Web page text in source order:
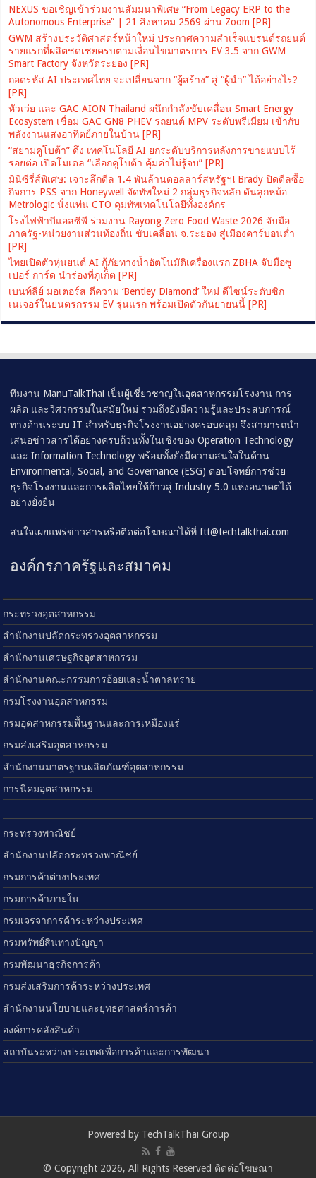
NEXUS ขอเชิญเข้าร่วมงานสัมมนาพิเศษ “From Legacy ERP to the
Autonomous Enterprise” | 21 สิงหาคม 2569 ผ่าน Zoom [PR]
GWM สร้างประวัติศาสตร์หน้าใหม่ ประกาศความสำเร็จแบรนด์รถยนต์
รายแรกที่ผลิตชดเชยครบตามเงื่อนไขมาตรการ EV 3.5 จาก GWM
Smart Factory จังหวัดระยอง [PR]
ถอดรหัส AI ประเทศไทย จะเปลี่ยนจาก “ผู้สร้าง” สู่ “ผู้นำ” ได้อย่างไร?
[PR]
หัวเว่ย และ GAC AION Thailand ผนึกกำลังขับเคลื่อน Smart Energy
Ecosystem เชื่อม GAC GN8 PHEV รถยนต์ MPV ระดับพรีเมียม เข้ากับ
พลังงานแสงอาทิตย์ภายในบ้าน [PR]
“สยามคูโบต้า” ดึง เทคโนโลยี AI ยกระดับบริการหลังการขายแบบไร้
รอยต่อ เปิดโมเดล “เลือกคูโบต้า คุ้มค่าไม่รู้จบ” [PR]
มินิซีรี่ส์พิเศษ: เจาะลึกดีล 1.4 พันล้านดอลลาร์สหรัฐฯ! Brady ปิดดีลซื้อ
กิจการ PSS จาก Honeywell จัดทัพใหม่ 2 กลุ่มธุรกิจหลัก ดันลูกหม้อ
Metrologic นั่งแท่น CTO คุมทัพเทคโนโลยีทั้งองค์กร
โรงไฟฟ้าบีแอลซีพี ร่วมงาน Rayong Zero Food Waste 2026 จับมือ
ภาครัฐ-หน่วยงานส่วนท้องถิ่น ขับเคลื่อน จ.ระยอง สู่เมืองคาร์บอนต่ำ
[PR]
ไทยเปิดตัวหุ่นยนต์ AI กู้ภัยทางน้ำอัตโนมัติเครื่องแรก ZBHA จับมือซู
เปอร์ การ์ด นำร่องที่ภูเก็ต [PR]
เบนท์ลีย์ มอเตอร์ส ตีความ ‘Bentley Diamond’ ใหม่ ดีไซน์ระดับซิก
เนเจอร์ในยนตรกรรม EV รุ่นแรก พร้อมเปิดตัวกันยายนนี้ [PR]
ทีมงาน ManuTalkThai เป็นผู้เชี่ยวชาญในอุตสาหกรรมโรงงาน การ
ผลิต และวิศวกรรมในสมัยใหม่ รวมถึงยังมีความรู้และประสบการณ์
ทางด้านระบบ IT สำหรับธุรกิจโรงงานอย่างครอบคลุม จึงสามารถนำ
เสนอข่าวสารได้อย่างครบถ้วนทั้งในเชิงของ Operation Technology
และ Information Technology พร้อมทั้งยังมีความสนใจในด้าน
Environmental, Social, and Governance (ESG) ตอบโจทย์การช่วย
ธุรกิจโรงงานและการผลิตไทยให้ก้าวสู่ Industry 5.0 แห่งอนาคตได้
อย่างยั่งยืน
สนใจเผยแพร่ข่าวสารหรือติดต่อโฆษณาได้ที่ftt@techtalkthai.com
องค์กรภาครัฐและสมาคม
กระทรวงอุตสาหกรรม
สำนักงานปลัดกระทรวงอุตสาหกรรม
สำนักงานเศรษฐกิจอุตสาหกรรม
สำนักงานคณะกรรมการอ้อยและน้ำตาลทราย
กรมโรงงานอุตสาหกรรม
กรมอุตสาหกรรมพื้นฐานและการเหมืองแร่
กรมส่งเสริมอุตสาหกรรม
สำนักงานมาตรฐานผลิตภัณฑ์อุตสาหกรรม
การนิคมอุตสาหกรรม
กระทรวงพาณิชย์
สำนักงานปลัดกระทรวงพาณิชย์
กรมการค้าต่างประเทศ
กรมการค้าภายใน
กรมเจรจาการค้าระหว่างประเทศ
กรมทรัพย์สินทางปัญญา
กรมพัฒนาธุรกิจการค้า
กรมส่งเสริมการค้าระหว่างประเทศ
สำนักงานนโยบายและยุทธศาสตร์การค้า
องค์การคลังสินค้า
สถาบันระหว่างประเทศเพื่อการค้าและการพัฒนา
Powered by TechTalkThai Group
© Copyright 2026, All Rights Reserved ติดต่อโฆษณา